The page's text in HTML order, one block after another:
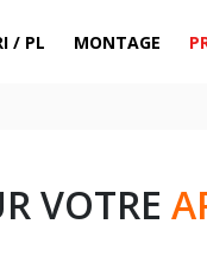
/ PL MONTAGE
VOTRE